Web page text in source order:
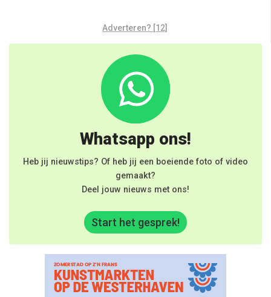
Adverteren? [12]
Whatsapp ons!
Heb jij nieuwstips? Of heb jij een boeiende foto of video
gemaakt?
Deel jouw nieuws met ons!
Start het gesprek!